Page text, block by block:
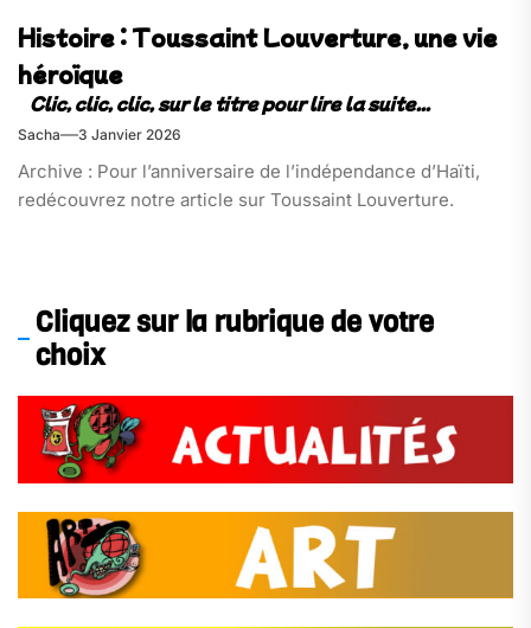
Histoire : Toussaint Louverture, une vie
héroïque
Sacha 3 Janvier 2026
Archive : Pour l’anniversaire de l’indépendance d’Haïti,
redécouvrez notre article sur Toussaint Louverture.
Cliquez sur la rubrique de votre
choix